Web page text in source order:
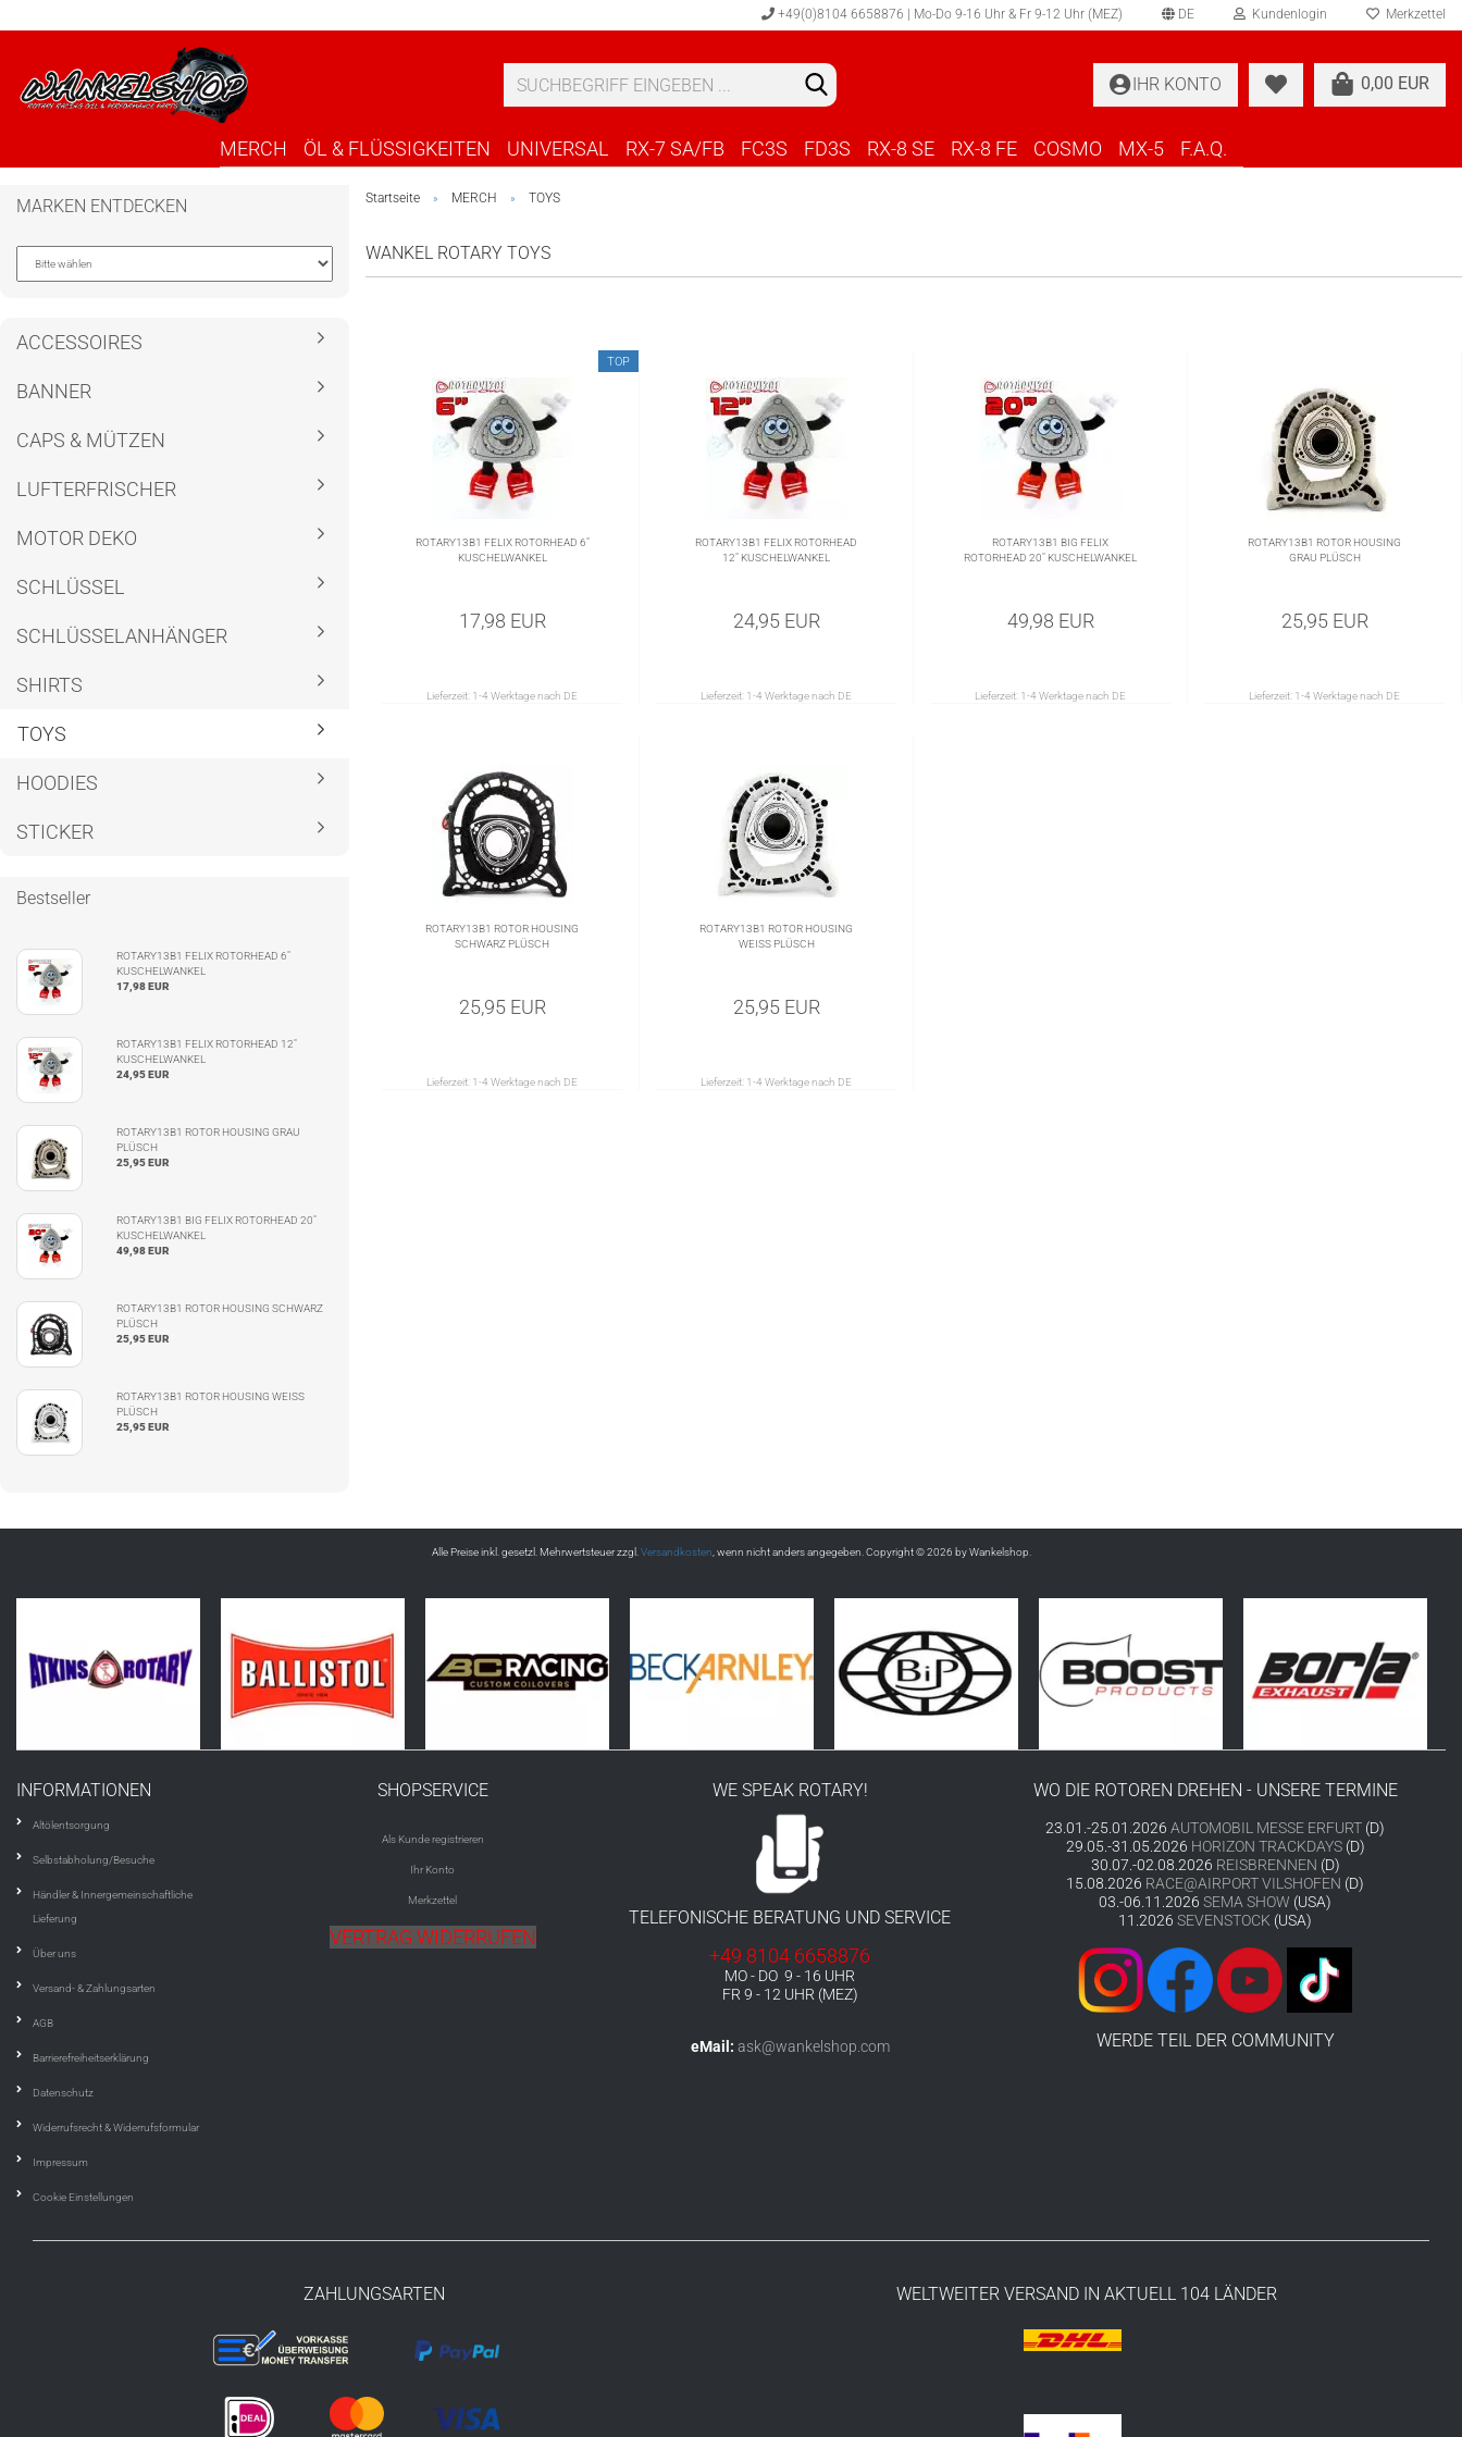
+49(0)8104 6658876 | Mo-Do 9-16 Uhr & Fr 9-12 Uhr (MEZ) DE Kundenlogin Merkzettel
0,00 EUR
IHR KONTO
MERCH ÖL & FLÜSSIGKEITEN UNIVERSAL RX-7 SA/FB FC3S FD3S RX-8 SE RX-8 FE COSMO MX-5 F.A.Q.
Startseite » MERCH » TOYS
WANKEL ROTARY TOYS
TOP
ROTARY13B1 FELIX ROTORHEAD 6"
KUSCHELWANKEL
17,98 EUR
Lieferzeit: 1-4 Werktage nach DE
ROTARY13B1 FELIX ROTORHEAD
12" KUSCHELWANKEL
24,95 EUR
Lieferzeit: 1-4 Werktage nach DE
ROTARY13B1 BIG FELIX
ROTORHEAD 20" KUSCHELWANKEL
49,98 EUR
Lieferzeit: 1-4 Werktage nach DE
ROTARY13B1 ROTOR HOUSING
GRAU PLÜSCH
25,95 EUR
Lieferzeit: 1-4 Werktage nach DE
ROTARY13B1 ROTOR HOUSING
SCHWARZ PLÜSCH
25,95 EUR
Lieferzeit: 1-4 Werktage nach DE
ROTARY13B1 ROTOR HOUSING
WEISS PLÜSCH
25,95 EUR
Lieferzeit: 1-4 Werktage nach DE
MARKEN ENTDECKEN
ACCESSOIRES
BANNER
CAPS & MÜTZEN
LUFTERFRISCHER
MOTOR DEKO
SCHLÜSSEL
SCHLÜSSELANHÄNGER
SHIRTS
TOYS
HOODIES
STICKER
Bestseller
ROTARY13B1 FELIX ROTORHEAD 6"
KUSCHELWANKEL
17,98 EUR
ROTARY13B1 FELIX ROTORHEAD 12"
KUSCHELWANKEL
24,95 EUR
ROTARY13B1 ROTOR HOUSING GRAU
PLÜSCH
25,95 EUR
ROTARY13B1 BIG FELIX ROTORHEAD 20"
KUSCHELWANKEL
49,98 EUR
ROTARY13B1 ROTOR HOUSING SCHWARZ
PLÜSCH
25,95 EUR
ROTARY13B1 ROTOR HOUSING WEISS
PLÜSCH
25,95 EUR
Alle Preise inkl. gesetzl. Mehrwertsteuer zzgl. Versandkosten , wenn nicht anders angegeben. Copyright © 2026 by Wankelshop.
INFORMATIONEN
Altölentsorgung
Selbstabholung/Besuche
Händler & Innergemeinschaftliche
Lieferung
Über uns
Versand- & Zahlungsarten
AGB
Barrierefreiheitserklärung
Datenschutz
Widerrufsrecht & Widerrufsformular
Impressum
Cookie Einstellungen
SHOPSERVICE
Als Kunde registrieren
Ihr Konto
Merkzettel
VERTRAG WIDERRUFEN
WE SPEAK ROTARY!
TELEFONISCHE BERATUNG UND SERVICE
+49 8104 6658876
MO - DO 9 - 16 UHR
FR 9 - 12 UHR (MEZ)
eMail: ask@wankelshop.com
WO DIE ROTOREN DREHEN - UNSERE TERMINE
23.01.-25.01.2026 AUTOMOBIL MESSE ERFURT (D)
29.05.-31.05.2026 HORIZON TRACKDAYS(D)
30.07.-02.08.2026 REISBRENNEN (D)
15.08.2026 RACE@AIRPORT VILSHOFEN (D)
03.-06.11.2026 SEMA SHOW (USA)
11.2026 SEVENSTOCK (USA)
WERDE TEIL DER COMMUNITY
ZAHLUNGSARTEN WELTWEITER VERSAND IN AKTUELL 104 LÄNDER